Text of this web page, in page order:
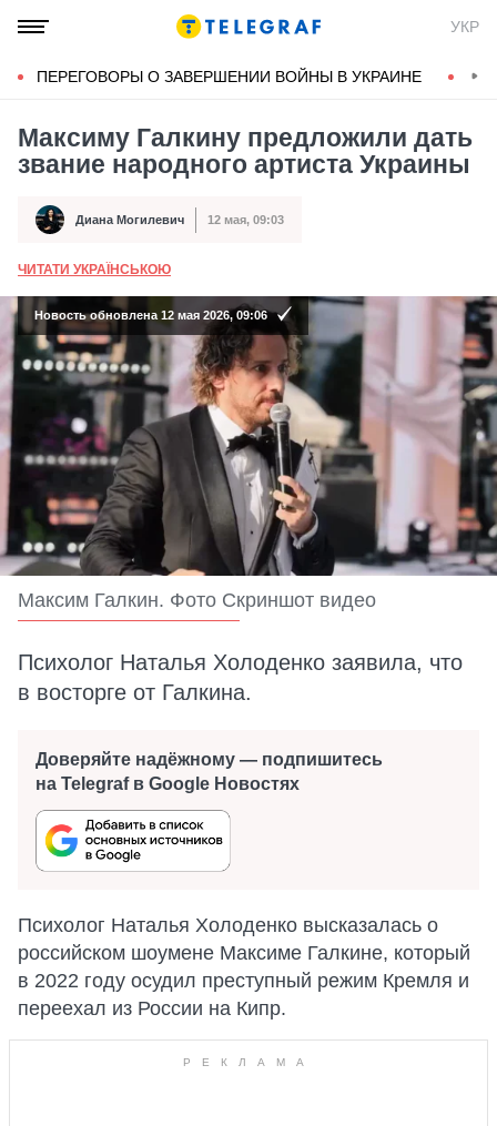
УКР
ПЕРЕГОВОРЫ О ЗАВЕРШЕНИИ ВОЙНЫ В УКРАИНЕ
Максиму Галкину предложили дать
звание народного артиста Украины
Автор Диана Могилевич
Дата публикации 12 мая, 09:03
ЧИТАТИ УКРАЇНСЬКОЮ
Новость обновлена 12 мая 2026, 09:06
Максим Галкин. Фото Скриншот видео
Психолог Наталья Холоденко заявила, что
в восторге от Галкина.
Доверяйте надёжному — подпишитесь
на Telegraf в Google Новостях
Психолог Наталья Холоденко высказалась о
российском шоумене Максиме Галкине, который
в 2022 году осудил преступный режим Кремля и
переехал из России на Кипр.